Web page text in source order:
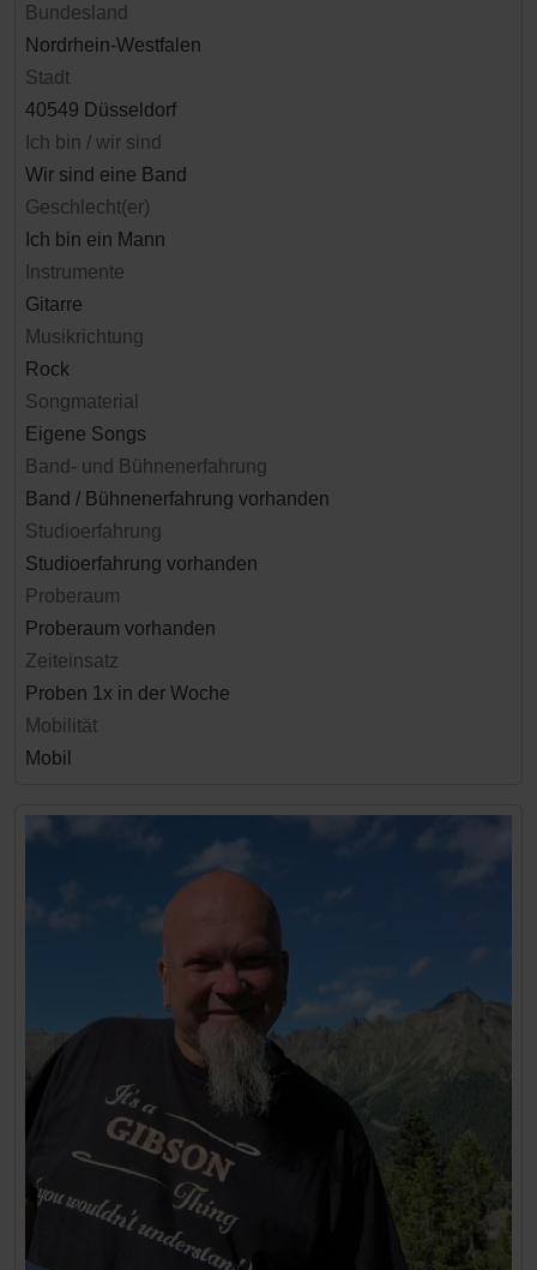
Bundesland
Nordrhein-Westfalen
Stadt
40549 Düsseldorf
Ich bin / wir sind
Wir sind eine Band
Geschlecht(er)
Ich bin ein Mann
Instrumente
Gitarre
Musikrichtung
Rock
Songmaterial
Eigene Songs
Band- und Bühnenerfahrung
Band / Bühnenerfahrung vorhanden
Studioerfahrung
Studioerfahrung vorhanden
Proberaum
Proberaum vorhanden
Zeiteinsatz
Proben 1x in der Woche
Mobilität
Mobil